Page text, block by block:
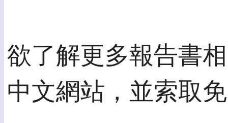
欲了解更多報告書
中文網站，並索取